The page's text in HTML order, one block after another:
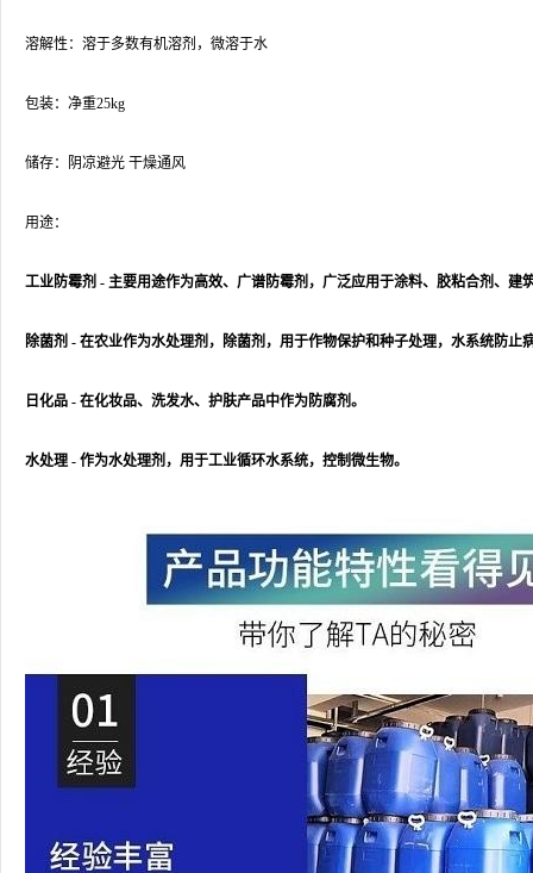
溶解性：溶于多数有机溶剂，微溶于水
包装：净重25kg
储存：阴凉避光 干燥通风
用途：
工业防霉剂 - 主要用途作为高效、广谱防霉剂，广泛应用于涂料、胶粘合剂、
除菌剂 - 在农业作为水处理剂，除菌剂，用于作物保护和种子处理，水系统防止
日化品 - 在化妆品、洗发水、护肤产品中作为防腐剂。
水处理 - 作为水处理剂，用于工业循环水系统，控制微生物。